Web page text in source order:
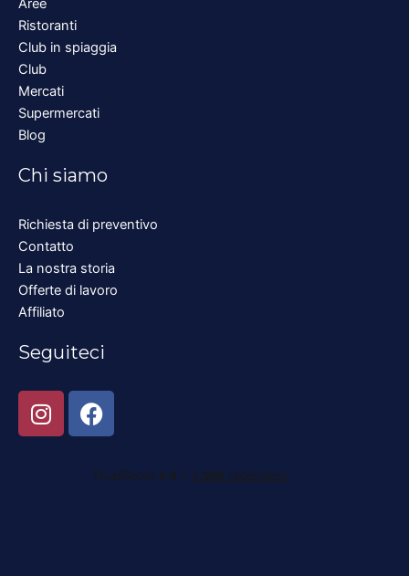
Aree
Ristoranti
Club in spiaggia
Club
Mercati
Supermercati
Blog
Chi siamo
Richiesta di preventivo
Contatto
La nostra storia
Offerte di lavoro
Affiliato
Seguiteci
I
n
F
a
e